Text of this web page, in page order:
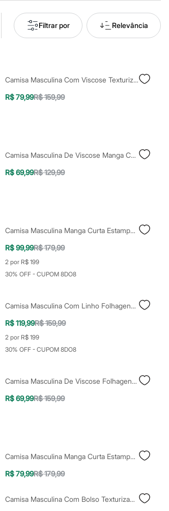
Filtrar por Relevância
Camisa Masculina Com Viscose Texturizada Floral Colorida
R$ 79,99R$ 159,99
Camisa Masculina De Viscose Manga Curta Floral Rosa
R$ 69,99R$ 129,99
Camisa Masculina Manga Curta Estampada Preta
R$ 99,99R$ 179,99
2 por R$ 199
30% OFF - CUPOM 8DO8
Camisa Masculina Com Linho Folhagens Colorida
R$ 119,99R$ 159,99
2 por R$ 199
30% OFF - CUPOM 8DO8
Camisa Masculina De Viscose Folhagens Bege
R$ 69,99R$ 159,99
Camisa Masculina Manga Curta Estampada Bege
R$ 79,99R$ 179,99
Camisa Masculina Com Bolso Texturizada Verde